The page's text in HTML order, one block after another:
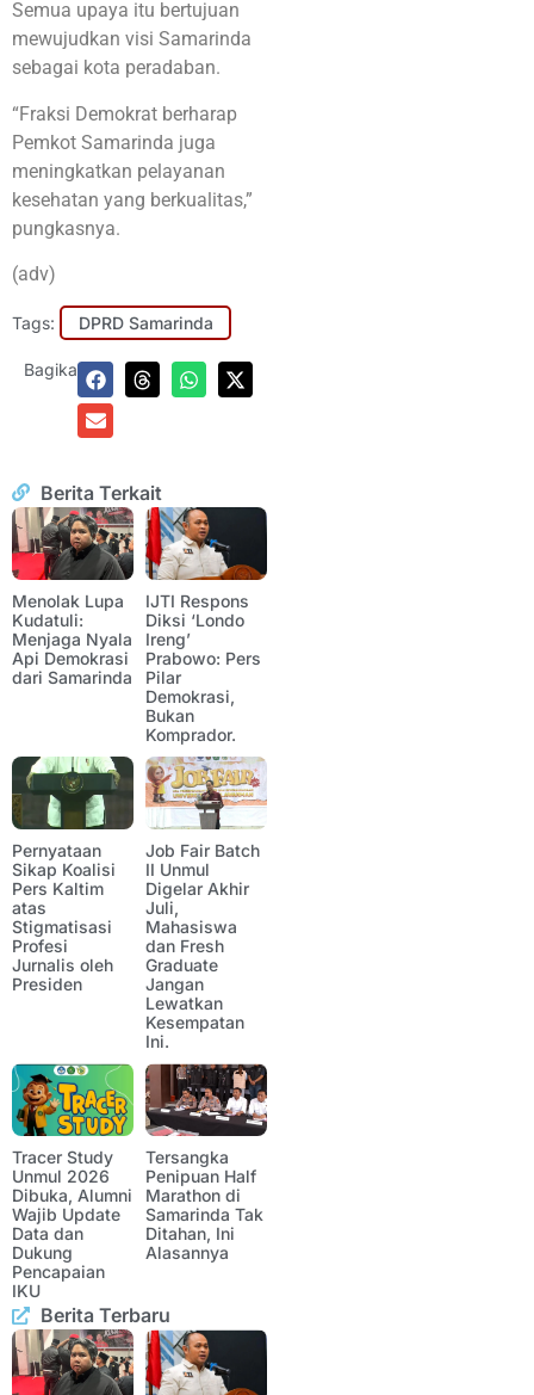
Semua upaya itu bertujuan
mewujudkan visi Samarinda
sebagai kota peradaban.
“Fraksi Demokrat berharap
Pemkot Samarinda juga
meningkatkan pelayanan
kesehatan yang berkualitas,”
pungkasnya.
(adv)
Tags: DPRD Samarinda
Bagikan:
Berita Terkait
Menolak Lupa
Kudatuli:
Menjaga Nyala
Api Demokrasi
dari Samarinda
IJTI Respons
Diksi ‘Londo
Ireng’
Prabowo: Pers
Pilar
Demokrasi,
Bukan
Komprador.
Pernyataan
Sikap Koalisi
Pers Kaltim
atas
Stigmatisasi
Profesi
Jurnalis oleh
Presiden
Job Fair Batch
II Unmul
Digelar Akhir
Juli,
Mahasiswa
dan Fresh
Graduate
Jangan
Lewatkan
Kesempatan
Ini.
Tracer Study
Unmul 2026
Dibuka, Alumni
Wajib Update
Data dan
Dukung
Pencapaian
IKU
Tersangka
Penipuan Half
Marathon di
Samarinda Tak
Ditahan, Ini
Alasannya
Berita Terbaru